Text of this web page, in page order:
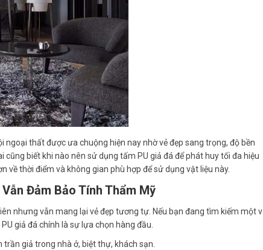
ngoại thất được ưa chuộng hiện nay nhờ vẻ đẹp sang trọng, độ bền
biết khi nào nên sử dụng tấm PU giả đá để phát huy tối đa hiệu
về thời điểm và không gian phù hợp để sử dụng vật liệu này.
Đảm Bảo Tính Thẩm Mỹ
nhưng vẫn mang lại vẻ đẹp tương tự. Nếu bạn đang tìm kiếm một
giả đá chính là sự lựa chọn hàng đầu.
giả trong nhà ở, biệt thự, khách sạn.